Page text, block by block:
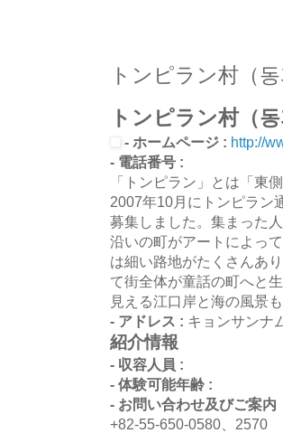
トンピラン村（동
トンピラン村（동
- ホームページ : http://
- 電話番号 :
「トンピラン」とは「東
2007年10月にトンピラン
募集しました。集まった
沿いの町がアートによっ
は細い路地がたくさんあ
て街全体が童話の町へと
見える江口岸と海の風景
- アドレス : キョンサンナ
紹介情報
- 収容人員 :
- 体験可能年齢 :
- お問い合わせ及びご案内
+82-55-650-0580、2570